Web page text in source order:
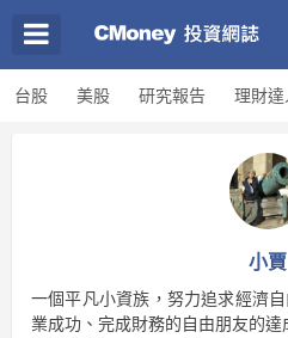
台股 美股 研究報告 理財達
小賈
一個平凡小資族，努力追求經濟
業成功、完成財務的自由朋友的達